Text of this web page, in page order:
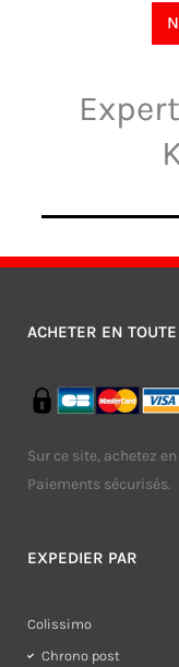
EXPEDIER PAR
Colissimo
Chrono post
ACHETER EN
Sur ce site, achetez
Paiements sécurisés.